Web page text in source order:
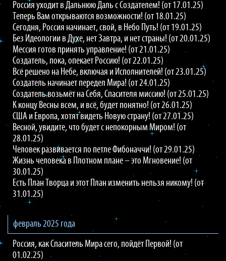
Россия уходит в Дальнюю Даль с Создателем! (от 17.01.25)
Теперь Вам открываются возможности! (от 18.01.25)
Сегодня, Россия начинает, свой, в Небо Путь! (от 19.01.25)
Без Идеологии в Духе, нет Завтра, и нет страны! (от 20.01.25)
Мессия готов принять управление! (от 21.01.25)
Создатель, пока, опекает Россию! (от 22.01.25)
Всё решено на Небе, включая и Исполнителей! (от 23.01.25)
Создатель начинает передел Мира! (от 24.01.25)
Создатель возьмёт на Себя, Спасителя миссию! (от 25.01.25)
К концу Весны всем, и всё, будет понятно! (от 26.01.25)
США и Европа, хотят видеть Новую страну! (от 27.01.25)
Весной, увидите, что будет с непокорным Миром! (от
28.01.25)
Человек развивается по петле Фибоначчи! (от 29.01.25)
Жизнь человека в Плотном плане – это Мгновение! (от
30.01.25)
Есть План Творца и этот План изменить нельзя никому! (от
31.01.25)
февраль 2025 года
Россия, как Спаситель Мира сего, пойдёт Первой! (от
01.02.25)